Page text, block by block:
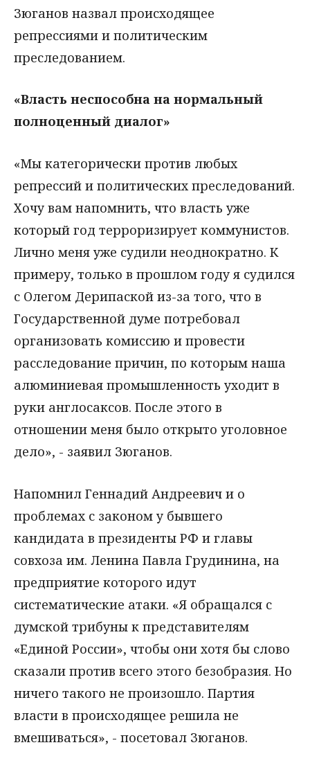
Зюганов назвал происходящее
репрессиями и политическим
преследованием.
«Власть неспособна на нормальный
полноценный диалог»
«Мы категорически против любых
репрессий и политических преследований.
Хочу вам напомнить, что власть уже
который год терроризирует коммунистов.
Лично меня уже судили неоднократно. К
примеру, только в прошлом году я судился
с Олегом Дерипаской из-за того, что в
Государственной думе потребовал
организовать комиссию и провести
расследование причин, по которым наша
алюминиевая промышленность уходит в
руки англосаксов. После этого в
отношении меня было открыто уголовное
дело», - заявил Зюганов.
Напомнил Геннадий Андреевич и о
проблемах с законом у бывшего
кандидата в президенты РФ и главы
совхоза им. Ленина Павла Грудинина, на
предприятие которого идут
систематические атаки. «Я обращался с
думской трибуны к представителям
«Единой России», чтобы они хотя бы слово
сказали против всего этого безобразия. Но
ничего такого не произошло. Партия
власти в происходящее решила не
вмешиваться», - посетовал Зюганов.